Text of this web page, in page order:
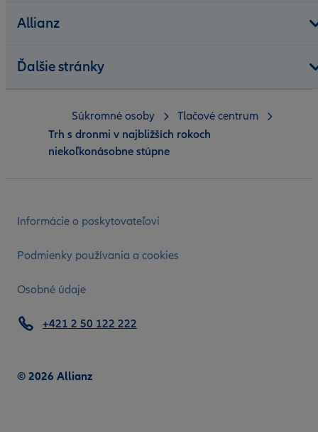
Allianz
Ďalšie stránky
Informácie o poskytovateľovi
Podmienky používania a cookies
Osobné údaje
© 2026 Allianz
+421 2 50 122 222
Súkromné osoby
Tlačové centrum
Trh s dronmi v najbližších rokoch
niekoľkonásobne stúpne